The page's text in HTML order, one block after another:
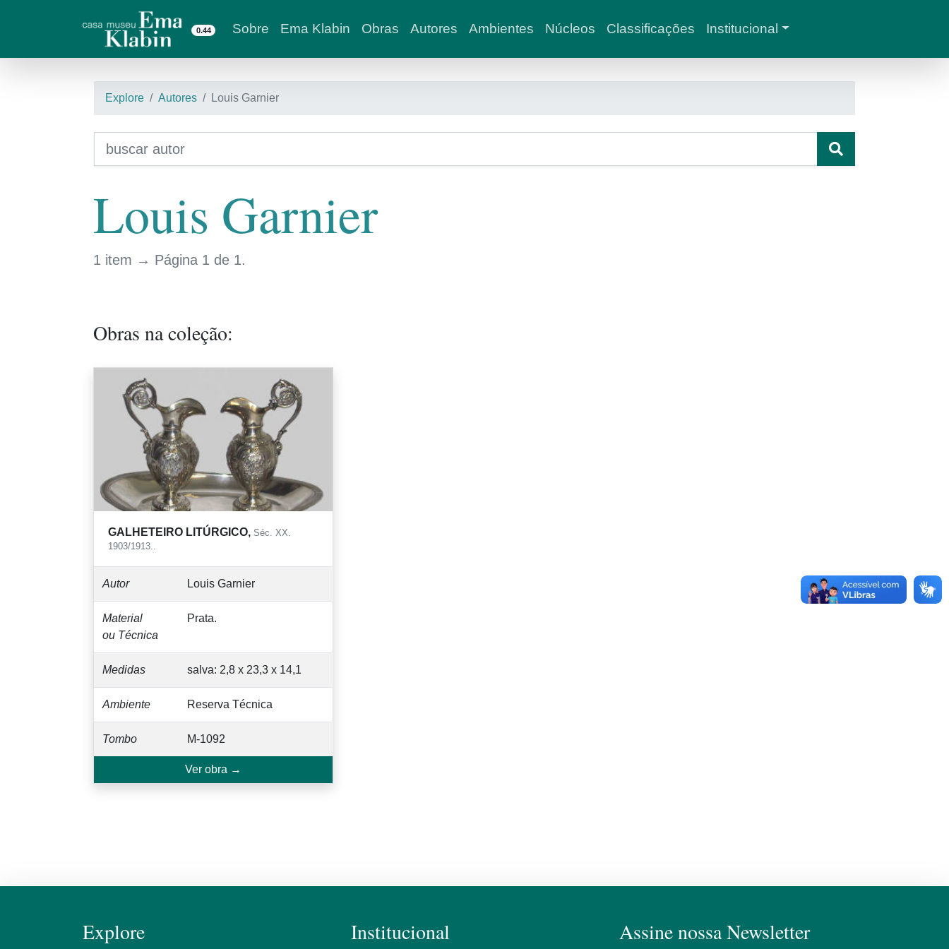
0.44 Sobre Ema Klabin Obras Autores Ambientes Núcleos Classificações Institucional
Explore Autores Louis Garnier
Louis Garnier
1 item → Página 1 de 1.
Obras na coleção:
GALHETEIRO LITÚRGICO, Séc. XX.
1903/1913..
Autor Louis Garnier
Material
ou Técnica
Prata.
Medidas salva: 2,8 x 23,3 x 14,1
Ambiente Reserva Técnica
Tombo M-1092
Ver obra →
Explore Institucional Assine nossa Newsletter